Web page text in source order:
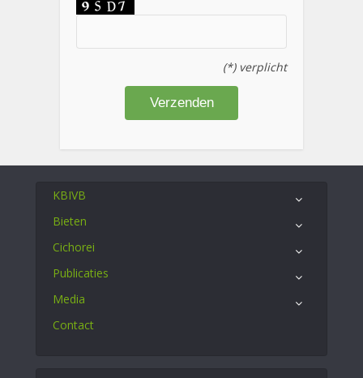
(*) verplicht
KBIVB
Bieten
Cichorei
Publicaties
Media
Contact